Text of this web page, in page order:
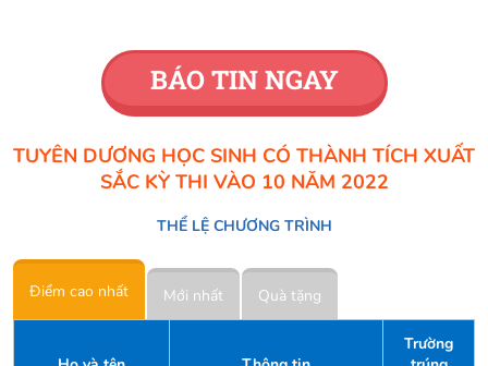
BÁO TIN NGAY
TUYÊN DƯƠNG HỌC SINH CÓ THÀNH TÍCH XUẤT
SẮC KỲ THI VÀO 10 NĂM 2022
THỂ LỆ CHƯƠNG TRÌNH
Điểm cao nhất Mới nhất Quà tặng
Trường